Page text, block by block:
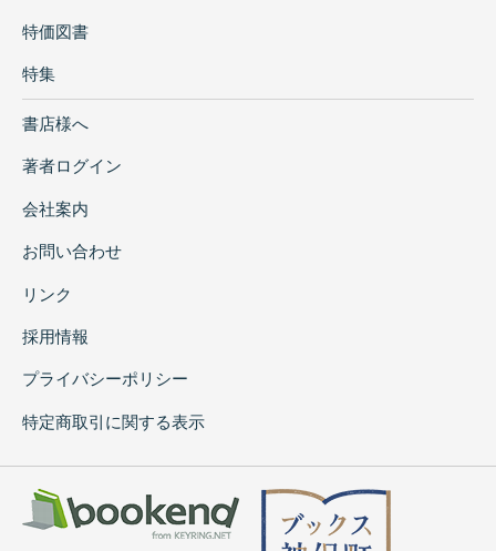
特価図書
特集
書店様へ
著者ログイン
会社案内
お問い合わせ
リンク
採用情報
プライバシーポリシー
特定商取引に関する表示